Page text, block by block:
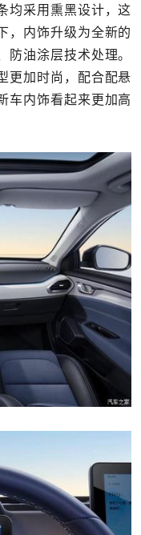
均采用熏黑设计，这
，内饰升级为全新的
油涂层技术处理。
更加时尚，配合配悬
车内饰看起来更加高